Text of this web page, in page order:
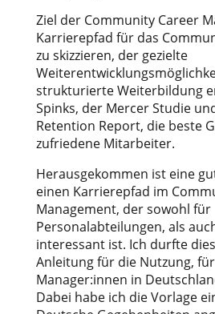
Ziel der Community Career
Karrierepfad für das
zu skizzieren, der gezielte
strukturierte Weiterbildung
Spinks, der Mercer Studie
Retention Report, die beste
zufriedene Mitarbeiter.
Herausgekommen ist eine
einen Karrierepfad im
Management, der sowohl für
Personalabteilungen, als
interessant ist. Ich durfte
Anleitung für die Nutzung,
Manager:innen in
Dabei habe ich die Vorlage